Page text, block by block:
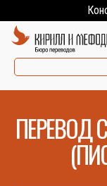
ПЕРЕВОД